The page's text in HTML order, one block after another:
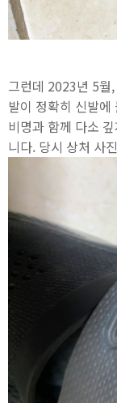
그런데 2023년 5월
발이 정확히 신발
비명과 함께 다소
니다. 당시 상처 사